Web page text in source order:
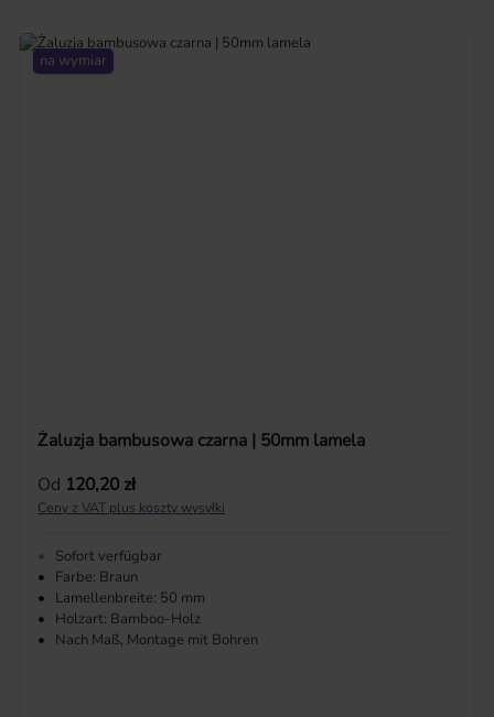
na wymiar
Żaluzja bambusowa czarna | 50mm lamela
Cena regularna:
Od 120,20 zł
Ceny z VAT plus koszty wysyłki
•
Sofort verfügbar
•
Farbe: Braun
•
Lamellenbreite: 50 mm
•
Holzart: Bamboo-Holz
•
Nach Maß, Montage mit Bohren